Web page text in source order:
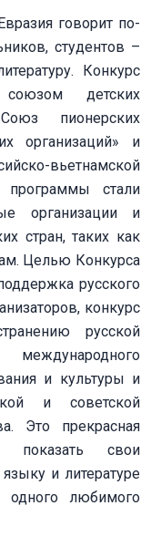
говорит по-
студентов –
Конкурс
детских
пионерских
организаций» и
вьетнамской
стали
организации и
стран, таких как
Целью Конкурса
русского
конкурс
русской
и культуры и
и советской
Это прекрасная
показать свои
и литературе
одного любимого